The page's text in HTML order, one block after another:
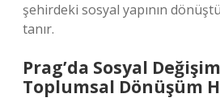
şehirdeki sosyal yapının
tanır.
Prag’da Sosyal
Toplumsal Dönüşüm